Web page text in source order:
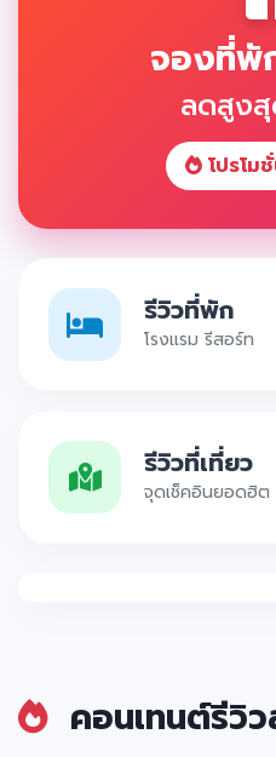
จองที่พั
ลดสูง
โปรโม
รีวิวที่พัก
โรงแรม รีสอร์ท
รีวิวที่เที่ยว
จุดเช็คอินยอดฮิต
คอนเทนต์รีวิ